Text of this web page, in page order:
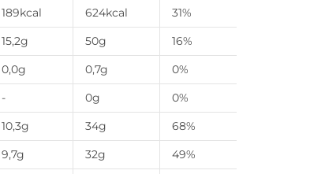
189kcal 624kcal
31%
15,2g 50g
16%
0,0g 0,7g
0%
- 0g
0%
10,3g 34g
68%
9,7g 32g
49%